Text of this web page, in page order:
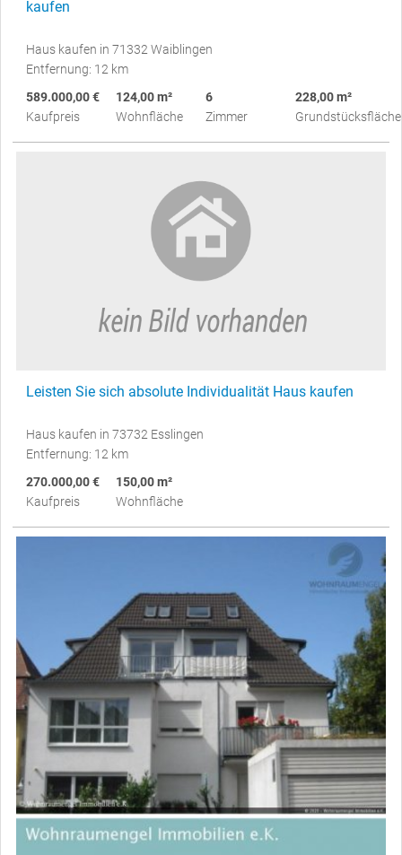
kaufen
Haus kaufen in 71332 Waiblingen
Entfernung: 12 km
589.000,00 €
Kaufpreis
124,00 m²
Wohnfläche
6
Zimmer
228,00 m²
Grundstücksfläche
Leisten Sie sich absolute Individualität Haus kaufen
Haus kaufen in 73732 Esslingen
Entfernung: 12 km
270.000,00 €
Kaufpreis
150,00 m²
Wohnfläche